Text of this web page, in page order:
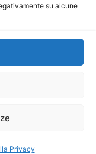
su alcune
Privacy
Calabrese
a r.l. è
al